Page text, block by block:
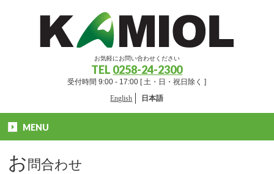
お気軽にお問い合わせください
TEL 0258-24-2300
受付時間 9:00 - 17:00 [ 土・日・祝日除く ]
English
日本語
MENU
お 問合わせ